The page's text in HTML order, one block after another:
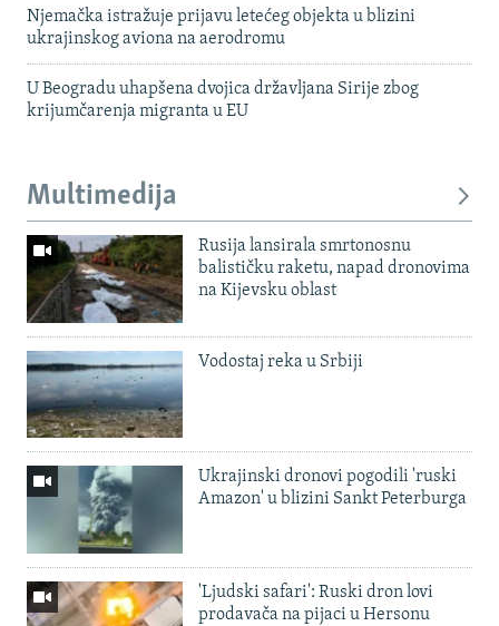
Njemačka istražuje prijavu letećeg objekta u blizini
ukrajinskog aviona na aerodromu
U Beogradu uhapšena dvojica državljana Sirije zbog
krijumčarenja migranta u EU
Multimedija
Rusija lansirala smrtonosnu
balističku raketu, napad dronovima
na Kijevsku oblast
Vodostaj reka u Srbiji
Ukrajinski dronovi pogodili 'ruski
Amazon' u blizini Sankt Peterburga
'Ljudski safari': Ruski dron lovi
prodavača na pijaci u Hersonu